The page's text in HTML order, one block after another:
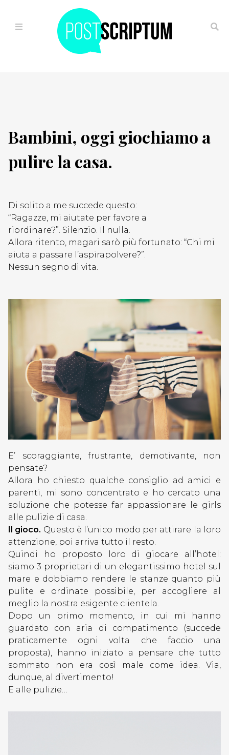
ALTERNATIVO
OGGI
È
FUGA
NELL'ARTE
CAMPIONI
SI
SPECIALE
LA
GIUSTA
FORMAZIONE
MENTE
CORPO
TRENDS
ECONOMIA
EVENTI
NEL
MONDO
L'AMBIENTE
CHE
VOGLIAMO
LUOGHI
D'INCANTO
STORIE
DI
LIBRI
Bambini, oggi giochiamo a
pulire la casa.
Di solito a me succede questo:
“Ragazze, mi aiutate per favore a
riordinare?”. Silenzio. Il nulla.
Allora ritento, magari sarò più fortunato: “Chi mi
aiuta a passare l’aspirapolvere?”.
Nessun segno di vita.
E’ scoraggiante, frustrante, demotivante, non
pensate?
Allora ho chiesto qualche consiglio ad amici e
parenti, mi sono concentrato e ho cercato una
soluzione che potesse far appassionare le girls
alle pulizie di casa.
Il gioco. Questo è l’unico modo per attirare la loro
attenzione, poi arriva tutto il resto.
Quindi ho proposto loro di giocare all’hotel:
siamo 3 proprietari di un elegantissimo hotel sul
mare e dobbiamo rendere le stanze quanto più
pulite e ordinate possibile, per accogliere al
meglio la nostra esigente clientela.
Dopo un primo momento, in cui mi hanno
guardato con aria di compatimento (succede
praticamente ogni volta che faccio una
proposta), hanno iniziato a pensare che tutto
sommato non era così male come idea. Via,
dunque, al divertimento!
E alle pulizie…